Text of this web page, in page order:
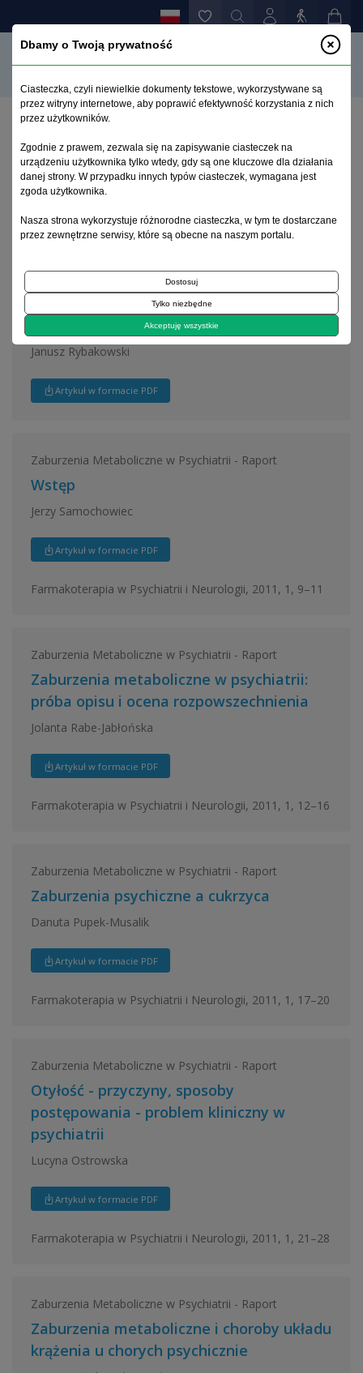
Archiwum 1995–2023
2011, tom 27, zeszyt 1
Janusz Rybakowski
Artykuł w formacie PDF
Zaburzenia Metaboliczne w Psychiatrii - Raport
Wstęp
Jerzy Samochowiec
Artykuł w formacie PDF
Farmakoterapia w Psychiatrii i Neurologii, 2011, 1, 9–11
Zaburzenia Metaboliczne w Psychiatrii - Raport
Zaburzenia metaboliczne w psychiatrii:
próba opisu i ocena rozpowszechnienia
Jolanta Rabe-Jabłońska
Artykuł w formacie PDF
Farmakoterapia w Psychiatrii i Neurologii, 2011, 1, 12–16
Zaburzenia Metaboliczne w Psychiatrii - Raport
Zaburzenia psychiczne a cukrzyca
Danuta Pupek-Musalik
Artykuł w formacie PDF
Farmakoterapia w Psychiatrii i Neurologii, 2011, 1, 17–20
Zaburzenia Metaboliczne w Psychiatrii - Raport
Otyłość - przyczyny, sposoby
postępowania - problem kliniczny w
psychiatrii
Lucyna Ostrowska
Artykuł w formacie PDF
Farmakoterapia w Psychiatrii i Neurologii, 2011, 1, 21–28
Zaburzenia Metaboliczne w Psychiatrii - Raport
Zaburzenia metaboliczne i choroby układu
krążenia u chorych psychicznie
Dbamy o Twoją prywatność
Ciasteczka, czyli niewielkie dokumenty tekstowe, wykorzystywane są
przez witryny internetowe, aby poprawić efektywność korzystania z nich
przez użytkowników.
Zgodnie z prawem, zezwala się na zapisywanie ciasteczek na
urządzeniu użytkownika tylko wtedy, gdy są one kluczowe dla działania
danej strony. W przypadku innych typów ciasteczek, wymagana jest
zgoda użytkownika.
Nasza strona wykorzystuje różnorodne ciasteczka, w tym te dostarczane
przez zewnętrzne serwisy, które są obecne na naszym portalu.
Dostosuj
Tylko niezbędne
Akceptuję wszystkie